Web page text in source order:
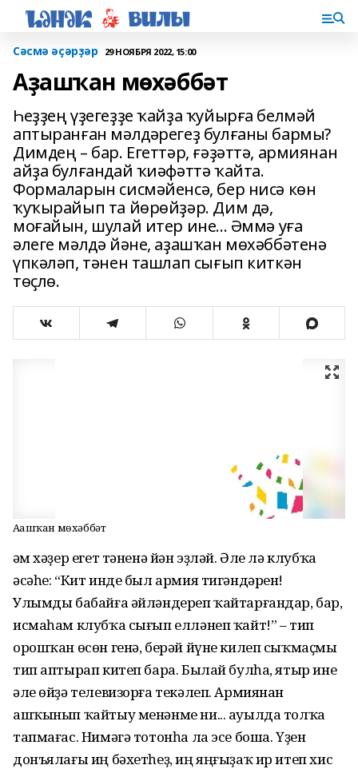
Сәсмә әҫәрҙәр 29 НОЯБРЯ 2022, 15:00
Аҙашҡан мөхәббәт
Һеҙҙең үҙегеҙҙе ҡайҙа ҡуйырға белмәй
аптыранған мәлдәрегеҙ булғаны бармы?
Димдең – бар. Егеттәр, ғәҙәттә, армиянан
айҙа булғандай ҡиәфәттә ҡайта.
Формаларын сисмәйенсә, бер нисә көн
ҡуҡырайып та йөрөйҙәр. Дим дә,
моғайын, шулай итер ине... Әммә уға
әлеге мәлдә йәне, аҙашҡан мөхәббәтенә
үпкәләп, тәнен ташлап сығып киткән
төҫлө.
Аҙашҡан мөхәббәт
Һәм хәҙер егет тәненә йән эҙләй. Әле лә клубҡа
әсәһе: “Кит инде был армия тигәндәрен!
Улымды бабайға әйләндереп ҡайтарғандар, бар,
исмаһам клубҡа сығып елләнеп ҡайт!” – тип
орошҡан өсөн генә, берәй йүне килеп сыҡмаҫмы
тип аптырап китеп бара. Былай булһа, ятыр ине
әле өйҙә телевизорға текәлеп. Армиянан
ашҡынып ҡайтыу менәнме ни... ауылда толҡа
тапмағас. Нимәгә тотонһа ла эсе боша. Үҙен
донъялағы иң бәхетһеҙ, иң яңғыҙаҡ ир итеп хис